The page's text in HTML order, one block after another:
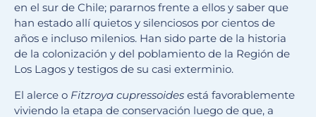
en el sur de Chile; pararnos frente a ellos y saber que
han estado allí quietos y silenciosos por cientos de
años e incluso milenios. Han sido parte de la historia
de la colonización y del poblamiento de la Región de
Los Lagos y testigos de su casi exterminio.
El alerce o Fitzroya cupressoides está favorablemente
viviendo la etapa de conservación luego de que, a